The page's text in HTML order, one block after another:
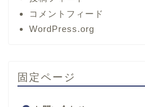
コメントフィード
WordPress.org
固定ページ